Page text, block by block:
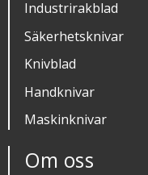
Industrirakblad
Säkerhetsknivar
Knivblad
Handknivar
Maskinknivar
Om oss